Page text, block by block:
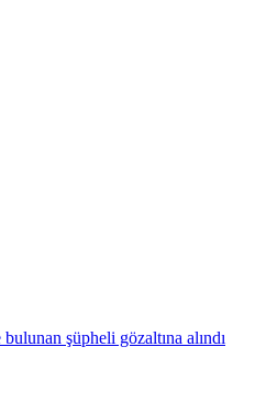
şüpheli gözaltına alındı